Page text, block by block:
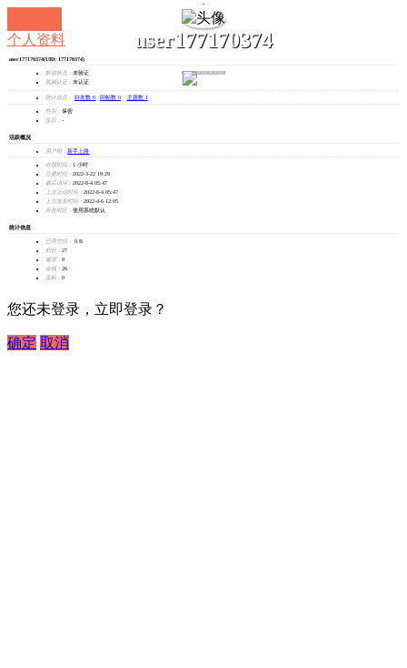
user177170374
发消息
个人资料
user177170374(UID: 177170374)
邮箱状态： 未验证
视频认证： 未认证
统计信息： 好友数 0 回帖数 0 主题数 1
性别： 保密
生日： -
活跃概况
用户组： 新手上路
在线时间： 1 小时
注册时间： 2022-3-22 19:29
最后访问： 2022-8-4 05:47
上次活动时间： 2022-8-4 05:47
上次发表时间： 2022-4-6 12:05
所在时区： 使用系统默认
统计信息
已用空间：
0 B
积分： 27
威望： 0
金钱： 26
贡献： 0
您还未登录，立即登录？
确定 取消